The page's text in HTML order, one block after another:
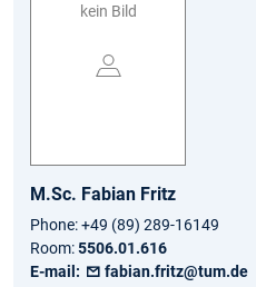
kein Bild
M.Sc. Fabian Fritz
Phone:+49 (89) 289-16149
Room:5506.01.616
E-mail:
fabian.fritz@tum.de